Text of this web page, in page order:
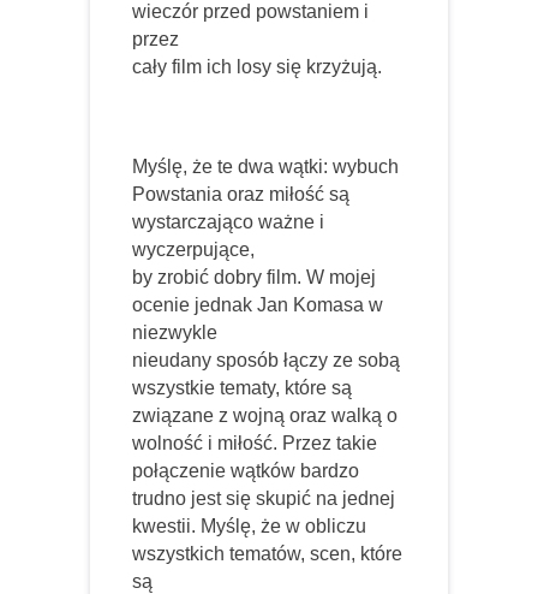
wieczór przed powstaniem i
przez
cały film ich losy się krzyżują.
Myślę, że te dwa wątki: wybuch
Powstania oraz miłość są
wystarczająco ważne i
wyczerpujące,
by zrobić dobry film. W mojej
ocenie jednak Jan Komasa w
niezwykle
nieudany sposób łączy ze sobą
wszystkie tematy, które są
związane z wojną oraz walką o
wolność i miłość. Przez takie
połączenie wątków bardzo
trudno jest się skupić na jednej
kwestii. Myślę, że w obliczu
wszystkich tematów, scen, które
są